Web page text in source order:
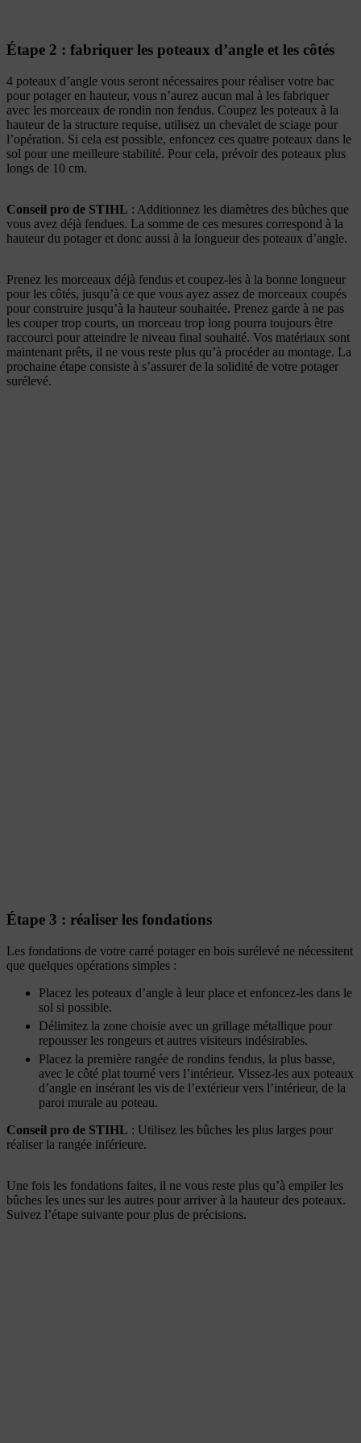
Étape 2 : fabriquer les poteaux d’angle et les côtés
4 poteaux d’angle vous seront nécessaires pour réaliser votre bac
pour potager en hauteur, vous n’aurez aucun mal à les fabriquer
avec les morceaux de rondin non fendus. Coupez les poteaux à la
hauteur de la structure requise, utilisez un chevalet de sciage pour
l’opération. Si cela est possible, enfoncez ces quatre poteaux dans le
sol pour une meilleure stabilité. Pour cela, prévoir des poteaux plus
longs de 10 cm.
Conseil pro de STIHL : Additionnez les diamètres des bûches que
vous avez déjà fendues. La somme de ces mesures correspond à la
hauteur du potager et donc aussi à la longueur des poteaux d’angle.
Prenez les morceaux déjà fendus et coupez-les à la bonne longueur
pour les côtés, jusqu’à ce que vous ayez assez de morceaux coupés
pour construire jusqu’à la hauteur souhaitée. Prenez garde à ne pas
les couper trop courts, un morceau trop long pourra toujours être
raccourci pour atteindre le niveau final souhaité. Vos matériaux sont
maintenant prêts, il ne vous reste plus qu’à procéder au montage. La
prochaine étape consiste à s’assurer de la solidité de votre potager
surélevé.
Étape 3 : réaliser les fondations
Les fondations de votre carré potager en bois surélevé ne nécessitent
que quelques opérations simples :
Placez les poteaux d’angle à leur place et enfoncez-les dans le
sol si possible.
Délimitez la zone choisie avec un grillage métallique pour
repousser les rongeurs et autres visiteurs indésirables.
Placez la première rangée de rondins fendus, la plus basse,
avec le côté plat tourné vers l’intérieur. Vissez-les aux poteaux
d’angle en insérant les vis de l’extérieur vers l’intérieur, de la
paroi murale au poteau.
Conseil pro de STIHL : Utilisez les bûches les plus larges pour
réaliser la rangée inférieure.
Une fois les fondations faites, il ne vous reste plus qu’à empiler les
bûches les unes sur les autres pour arriver à la hauteur des poteaux.
Suivez l’étape suivante pour plus de précisions.